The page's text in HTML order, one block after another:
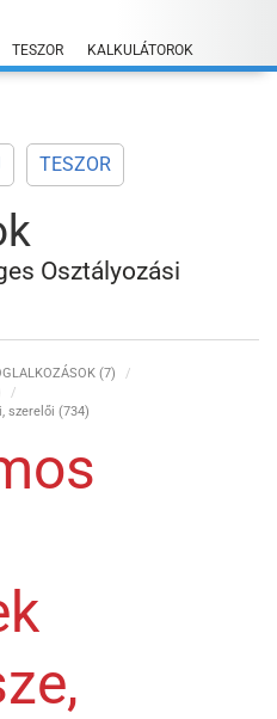
TESZOR KALKULÁTOROK
TESZOR
Osztályozási
(7)
szerelői (734)